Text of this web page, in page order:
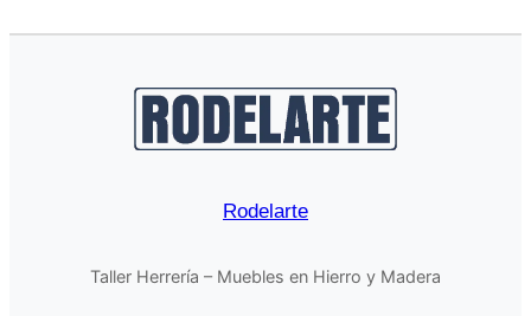
Rodelarte
Taller Herrería – Muebles en Hierro y Madera